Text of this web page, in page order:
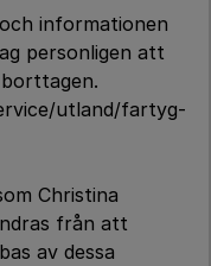
informationen
personligen att
utland/fartyg-
Christina
från att
av dessa